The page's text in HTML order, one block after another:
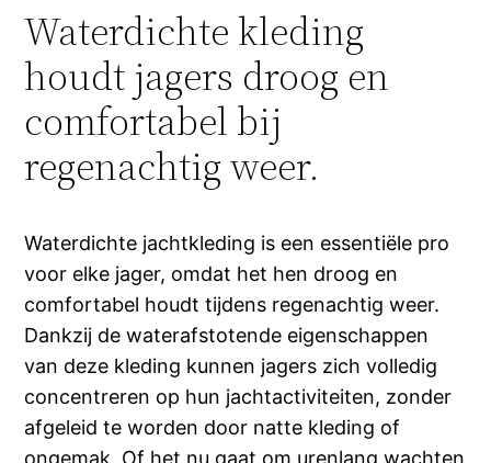
Waterdichte kleding
houdt jagers droog en
comfortabel bij
regenachtig weer.
Waterdichte jachtkleding is een essentiële pro
voor elke jager, omdat het hen droog en
comfortabel houdt tijdens regenachtig weer.
Dankzij de waterafstotende eigenschappen
van deze kleding kunnen jagers zich volledig
concentreren op hun jachtactiviteiten, zonder
afgeleid te worden door natte kleding of
ongemak. Of het nu gaat om urenlang wachten